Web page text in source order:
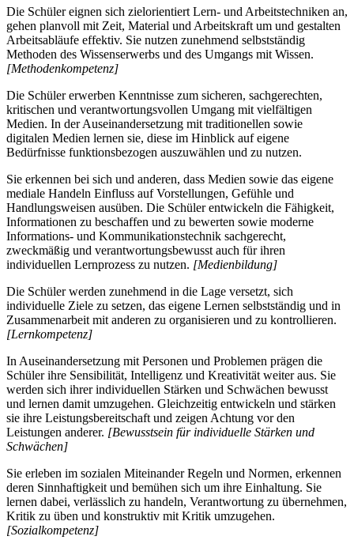
Die Schüler eignen sich zielorientiert Lern- und Arbeitstechniken an,
gehen planvoll mit Zeit, Material und Arbeitskraft um und gestalten
Arbeitsabläufe effektiv. Sie nutzen zunehmend selbstständig
Methoden des Wissenserwerbs und des Umgangs mit Wissen.
[Methodenkompetenz]
Die Schüler erwerben Kenntnisse zum sicheren, sachgerechten,
kritischen und verantwortungsvollen Umgang mit vielfältigen
Medien. In der Auseinandersetzung mit traditionellen sowie
digitalen Medien lernen sie, diese im Hinblick auf eigene
Bedürfnisse funktionsbezogen auszuwählen und zu nutzen.
Sie erkennen bei sich und anderen, dass Medien sowie das eigene
mediale Handeln Einfluss auf Vorstellungen, Gefühle und
Handlungsweisen ausüben. Die Schüler entwickeln die Fähigkeit,
Informationen zu beschaffen und zu bewerten sowie moderne
Informations- und Kommunikationstechnik sachgerecht,
zweckmäßig und verantwortungsbewusst auch für ihren
individuellen Lernprozess zu nutzen. [Medienbildung]
Die Schüler werden zunehmend in die Lage versetzt, sich
individuelle Ziele zu setzen, das eigene Lernen selbstständig und in
Zusammenarbeit mit anderen zu organisieren und zu kontrollieren.
[Lernkompetenz]
In Auseinandersetzung mit Personen und Problemen prägen die
Schüler ihre Sensibilität, Intelligenz und Kreativität weiter aus. Sie
werden sich ihrer individuellen Stärken und Schwächen bewusst
und lernen damit umzugehen. Gleichzeitig entwickeln und stärken
sie ihre Leistungsbereitschaft und zeigen Achtung vor den
Leistungen anderer. [Bewusstsein für individuelle Stärken und
Schwächen]
Sie erleben im sozialen Miteinander Regeln und Normen, erkennen
deren Sinnhaftigkeit und bemühen sich um ihre Einhaltung. Sie
lernen dabei, verlässlich zu handeln, Verantwortung zu übernehmen,
Kritik zu üben und konstruktiv mit Kritik umzugehen.
[Sozialkompetenz]